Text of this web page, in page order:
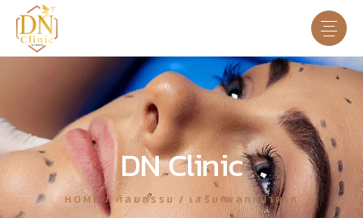
DN Clinic
HOME ศัลยกรรม เสริมเพลทหน้าผาก